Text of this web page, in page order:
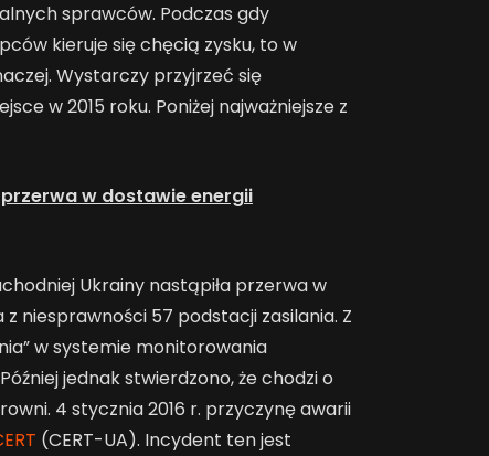
sprawców. Podczas gdy
kieruje się chęcią zysku, to w
Wystarczy przyjrzeć się
w 2015 roku. Poniżej najważniejsze z
w dostawie energii
Ukrainy nastąpiła przerwa w
niesprawności 57 podstacji zasilania. Z
w systemie monitorowania
jednak stwierdzono, że chodzi o
4 stycznia 2016 r. przyczynę awarii
(CERT-UA). Incydent ten jest